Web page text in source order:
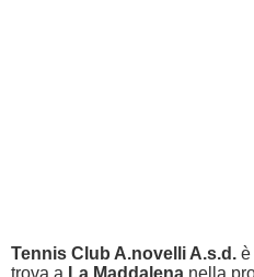
Tennis Club A.novelli A.s.d. è
trova a La Maddalena nella